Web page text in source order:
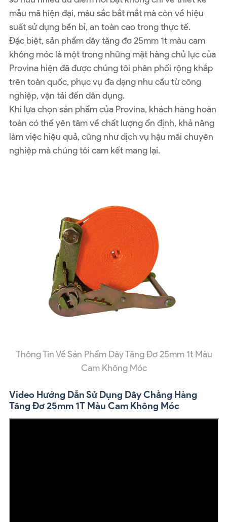
mẫu mã hiện đại, màu sắc bắt mắt mà còn về hiệu
suất sử dụng bền bỉ, an toàn cao trong thực tế.
Đặc biệt, sản phẩm dây tăng đơ 25mm 1t màu cam
không móc là một trong những mặt hàng chủ lực của
Provina hiện đã được chúng tôi phân phối rộng khắp
trên toàn quốc, phục vụ đa dạng nhu cầu từ công
nghiệp, vận tải đến dân dụng.
Khi lựa chọn sản phẩm của Provina, khách hàng hoàn
toàn có thể yên tâm về chất lượng ổn định, khả năng
làm việc hiệu quả, cũng như dịch vụ hậu mãi chuyên
nghiệp mà chúng tôi cam kết mang lại.
Thông Tin Về Sản Phẩm Dây Tăng Đơ 25mm 1t Màu
Cam Không Móc
Video Hướng Dẫn Sử Dụng Dây Chằng Hàng
Tăng Đơ 25mm 1T Màu Cam Không Móc